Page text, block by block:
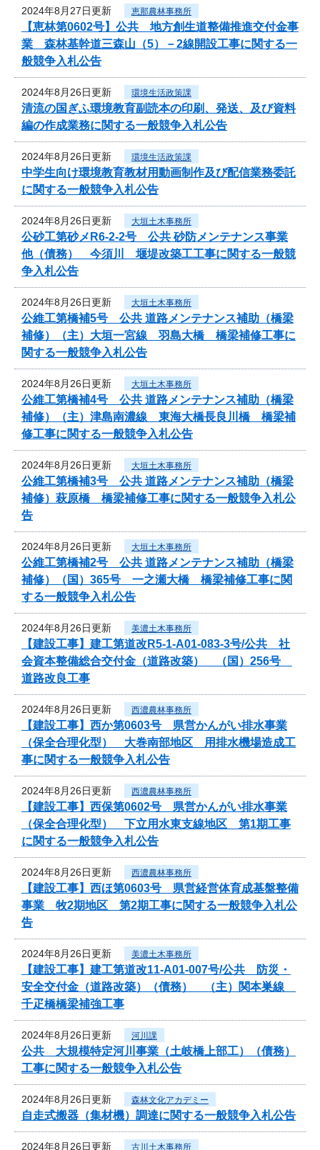
2024年8月27日更新 恵那農林事務所
【恵林第0602号】公共 地方創生道整備推進交付金事
業 森林基幹道三森山（5）－2線開設工事に関する一
般競争入札公告
2024年8月26日更新 環境生活政策課
清流の国ぎふ環境教育副読本の印刷、発送、及び資料
編の作成業務に関する一般競争入札公告
2024年8月26日更新 環境生活政策課
中学生向け環境教育教材用動画制作及び配信業務委託
に関する一般競争入札公告
2024年8月26日更新 大垣土木事務所
公砂工第砂メR6-2-2号 公共 砂防メンテナンス事業
他（債務） 今須川 堰堤改築工工事に関する一般競
争入札公告
2024年8月26日更新 大垣土木事務所
公維工第橋補5号 公共 道路メンテナンス補助（橋梁
補修）（主）大垣一宮線 羽島大橋 橋梁補修工事に
関する一般競争入札公告
2024年8月26日更新 大垣土木事務所
公維工第橋補4号 公共 道路メンテナンス補助（橋梁
補修）（主）津島南濃線 東海大橋長良川橋 橋梁補
修工事に関する一般競争入札公告
2024年8月26日更新 大垣土木事務所
公維工第橋補3号 公共 道路メンテナンス補助（橋梁
補修）萩原橋 橋梁補修工事に関する一般競争入札公
告
2024年8月26日更新 大垣土木事務所
公維工第橋補2号 公共 道路メンテナンス補助（橋梁
補修）（国）365号 一之瀬大橋 橋梁補修工事に関
する一般競争入札公告
2024年8月26日更新 美濃土木事務所
【建設工事】建工第道改R5-1-A01-083-3号/公共 社
会資本整備総合交付金（道路改築） （国）256号
道路改良工事
2024年8月26日更新 西濃農林事務所
【建設工事】西か第0603号 県営かんがい排水事業
（保全合理化型） 大巻南部地区 用排水機場造成工
事に関する一般競争入札公告
2024年8月26日更新 西濃農林事務所
【建設工事】西保第0602号 県営かんがい排水事業
（保全合理化型） 下立用水東支線地区 第1期工事
に関する一般競争入札公告
2024年8月26日更新 西濃農林事務所
【建設工事】西ほ第0603号 県営経営体育成基盤整備
事業 牧2期地区 第2期工事に関する一般競争入札公
告
2024年8月26日更新 美濃土木事務所
【建設工事】建工第道改11-A01-007号/公共 防災・
安全交付金（道路改築）（債務） （主）関本巣線
千疋橋橋梁補強工事
2024年8月26日更新 河川課
公共 大規模特定河川事業（土岐橋上部工）（債務）
工事に関する一般競争入札公告
2024年8月26日更新 森林文化アカデミー
自走式搬器（集材機）調達に関する一般競争入札公告
2024年8月26日更新 古川土木事務所